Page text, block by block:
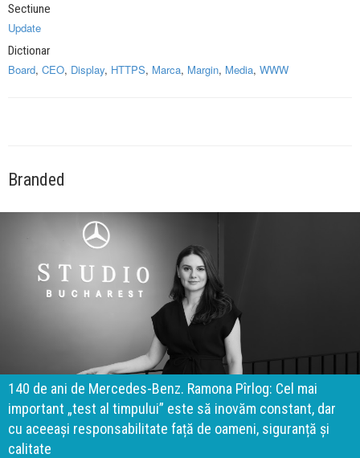
Sectiune
Update
Dictionar
Board, CEO, Display, HTTPS, Marca, Margin, Media, WWW
Branded
140 de ani de Mercedes-Benz. Ramona Pîrlog: Cel mai
important „test al timpului” este să inovăm constant, dar
cu aceeași responsabilitate față de oameni, siguranță și
calitate